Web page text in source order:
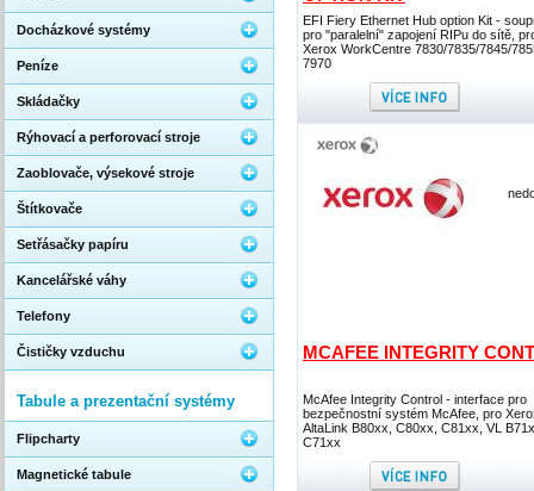
EFI Fiery Ethernet Hub option Kit -
pro "paralelní" zapojení RIPu do sítě,
Xerox WorkCentre 7830/7835/7845/
7970
MCAFEE INTEGRITY
McAfee Integrity Control - interface pro
bezpečnostní systém McAfee, pro
AltaLink B80xx, C80xx, C81xx, VL
C71xx
Docházkové systémy
Peníze
Skládačky
Rýhovací a perforovací stroje
Zaoblovače, výsekové stroje
Štítkovače
Setřásačky papíru
Kancelářské váhy
Telefony
Čističky vzduchu
Tabule a prezentační systémy
Flipcharty
Magnetické tabule